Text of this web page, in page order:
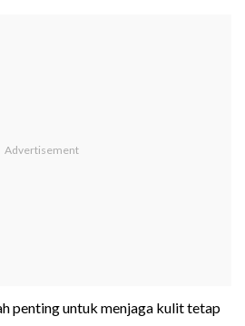
penting untuk menjaga kulit tetap